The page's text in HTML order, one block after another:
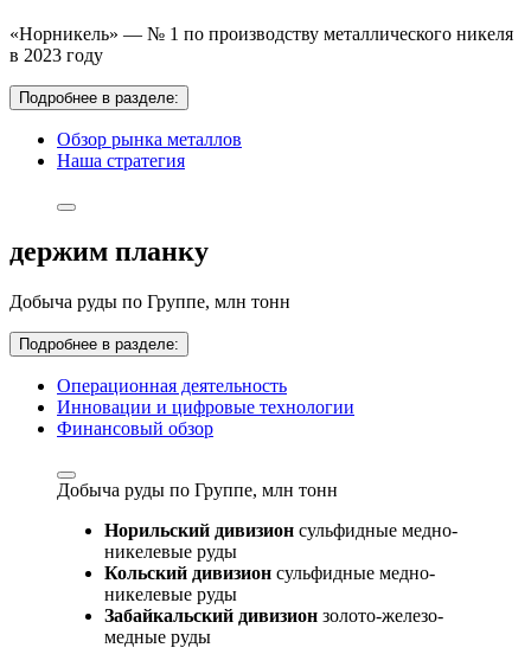
«Норникель» — № 1 по производству металлического никеля
в 2023 году
Подробнее в разделе:
Обзор рынка металлов
Наша стратегия
держим планку
Добыча руды по Группе, млн тонн
Подробнее в разделе:
Операционная деятельность
Инновации и цифровые технологии
Финансовый обзор
Добыча руды по Группе, млн тонн
Норильский дивизион сульфидные медно-
никелевые руды
Кольский дивизион сульфидные медно-
никелевые руды
Забайкальский дивизион золото-железо-
медные руды